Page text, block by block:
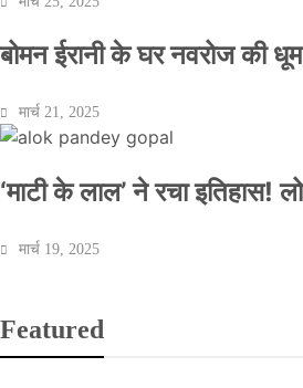
बोमन ईरानी के घर नवरोज की
मार्च 21, 2025
‘माटी के लाल’ ने रचा इतिहास!
मार्च 19, 2025
Featured